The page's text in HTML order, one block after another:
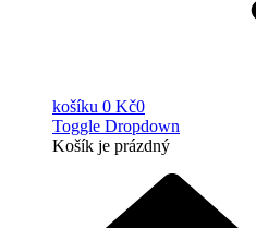
košíku 0 Kč0
Toggle Dropdown
Košík je prázdný